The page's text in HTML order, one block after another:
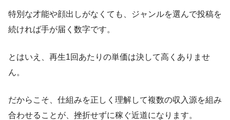
特別な才能や顔出しがなくても、ジャンルを選んで投稿を
続ければ手が届く数字です。
とはいえ、再生1回あたりの単価は決して高くありませ
ん。
だからこそ、仕組みを正しく理解して複数の収入源を組み
合わせることが、挫折せずに稼ぐ近道になります。